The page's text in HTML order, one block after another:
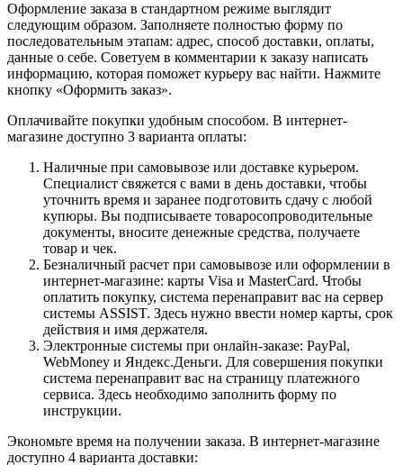
Оформление заказа в стандартном режиме выглядит
следующим образом. Заполняете полностью форму по
последовательным этапам: адрес, способ доставки, оплаты,
данные о себе. Советуем в комментарии к заказу написать
информацию, которая поможет курьеру вас найти. Нажмите
кнопку «Оформить заказ».
Оплачивайте покупки удобным способом. В интернет-
магазине доступно 3 варианта оплаты:
Наличные при самовывозе или доставке курьером.
Специалист свяжется с вами в день доставки, чтобы
уточнить время и заранее подготовить сдачу с любой
купюры. Вы подписываете товаросопроводительные
документы, вносите денежные средства, получаете
товар и чек.
Безналичный расчет при самовывозе или оформлении в
интернет-магазине: карты Visa и MasterCard. Чтобы
оплатить покупку, система перенаправит вас на сервер
системы ASSIST. Здесь нужно ввести номер карты, срок
действия и имя держателя.
Электронные системы при онлайн-заказе: PayPal,
WebMoney и Яндекс.Деньги. Для совершения покупки
система перенаправит вас на страницу платежного
сервиса. Здесь необходимо заполнить форму по
инструкции.
Экономьте время на получении заказа. В интернет-магазине
доступно 4 варианта доставки: